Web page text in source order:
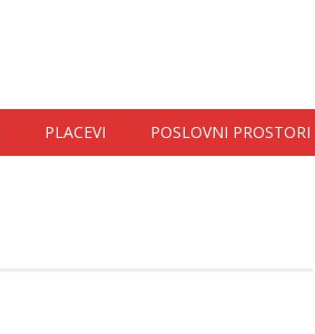
PLACEVI POSLOVNI PROSTORI